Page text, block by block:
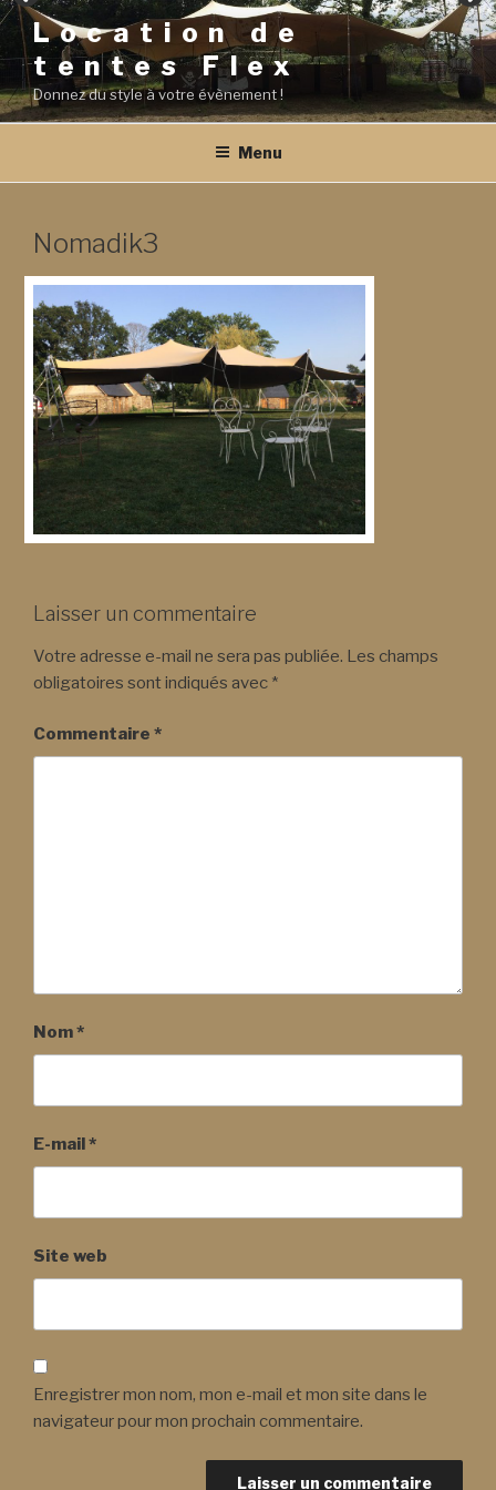
Aller
contenu
principal
Location de
tentes Flex
Donnez du style à votre évènement !
Menu
Nomadik3
Laisser un commentaire
Votre adresse e-mail ne sera pas publiée. Les champs
obligatoires sont indiqués avec *
Commentaire *
Nom*
E-mail*
Site web
Enregistrer mon nom, mon e-mail et mon site dans le
navigateur pour mon prochain commentaire.